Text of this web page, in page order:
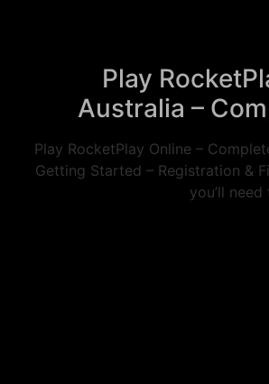
Play
Australia –
Play RocketPlay Online –
Getting Started – Registration &
you’ll